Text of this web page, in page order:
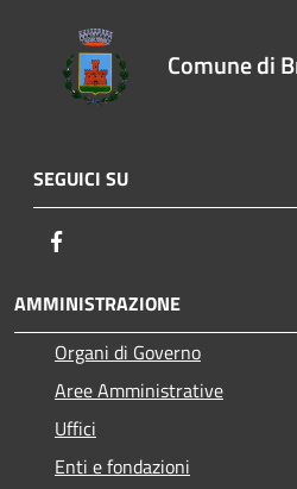
Comune di
SEGUICI SU
AMMINISTRAZIONE
Organi di Governo
Aree Amministrative
Uffici
Enti e fondazioni